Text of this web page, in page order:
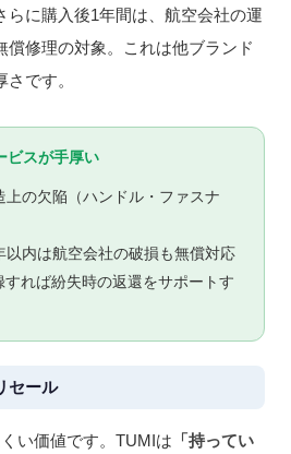
らに購入後1年間は、航空会社の運
償修理の対象。これは他ブランド
です。
ビスが手厚い
上の欠陥（ハンドル・ファスナ
以内は航空会社の破損も無償対応
すれば紛失時の返還をサポートす
セール
い価値です。TUMIは 「持ってい